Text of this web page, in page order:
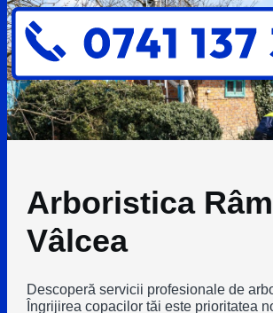
Arboristica
Vâlcea
Descoperă servicii profesionale de
Îngrijirea copacilor tăi este prioritatea